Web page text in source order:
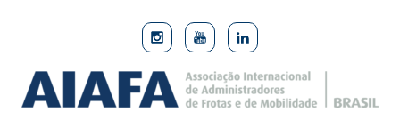
Skip to main content